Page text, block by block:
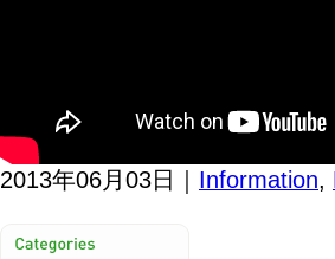
2013年06月03日｜ Information,